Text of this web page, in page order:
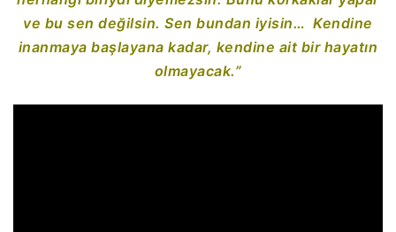
ve bu sen değilsin. Sen bundan iyisin… Kendine
inanmaya başlayana kadar, kendine ait bir hayatın
olmayacak.”